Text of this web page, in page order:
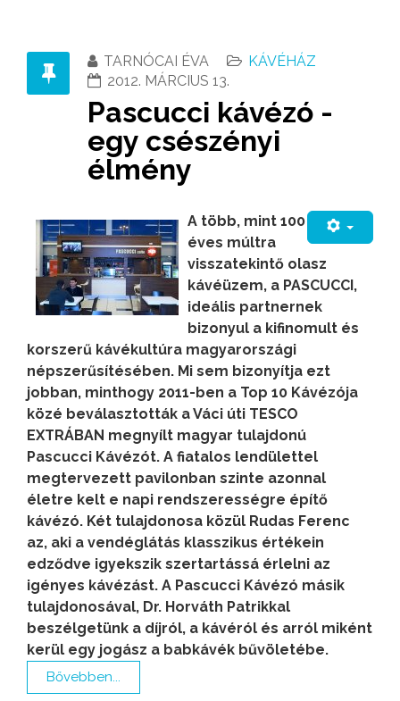
TARNÓCAI ÉVA
KÁVÉHÁZ
2012. MÁRCIUS 13.
Pascucci kávézó -
egy csészényi
élmény
A több, mint 100
éves múltra
visszatekintő olasz
kávéüzem, a PASCUCCI,
ideális partnernek
bizonyul a kifinomult és
korszerű kávékultúra magyarországi
népszerűsítésében. Mi sem bizonyítja ezt
jobban, minthogy 2011-ben a Top 10 Kávézója
közé beválasztották a Váci úti TESCO
EXTRÁBAN megnyílt magyar tulajdonú
Pascucci Kávézót. A fiatalos lendülettel
megtervezett pavilonban szinte azonnal
életre kelt e napi rendszerességre építő
kávézó. Két tulajdonosa közül Rudas Ferenc
az, aki a vendéglátás klasszikus értékein
edződve igyekszik szertartássá érlelni az
igényes kávézást. A Pascucci Kávézó másik
tulajdonosával, Dr. Horváth Patrikkal
beszélgetünk a díjról, a kávéról és arról miként
kerül egy jogász a babkávék bűvöletébe.
Bővebben...